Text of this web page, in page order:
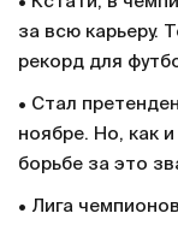
за всю карьеру.
рекорд для
• Стал
ноябре. Но, как
борьбе за это
• Лига